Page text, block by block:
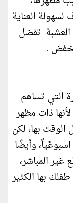
العناية
العشبة تفضل
​​.
التي تساهم
ذات مظهر
الوقت بها، لكن
وأيضًا
المباشر،
بها الكثير